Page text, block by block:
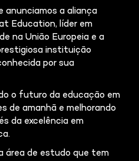
anunciamos a aliança
Education, líder em
na União Europeia e a
instituição
por sua
o futuro da educação em
de amanhã e melhorando
da excelência em
área de estudo que tem